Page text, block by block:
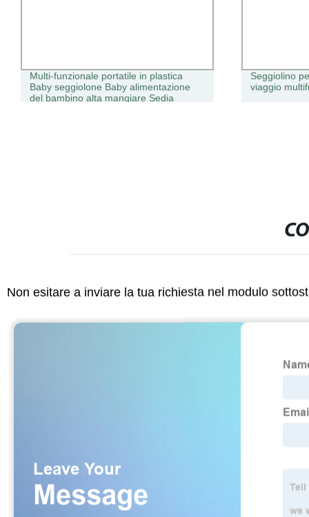
Multi-funzionale portatile in plastica
Baby seggiolone Baby alimentazione
del bambino alta mangiare Sedia
Seggiolino
viaggio
Non esitare a inviare la tua richiesta nel modulo